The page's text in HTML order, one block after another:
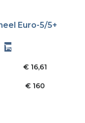
Euro-5/5+
€ 16,61
€ 160